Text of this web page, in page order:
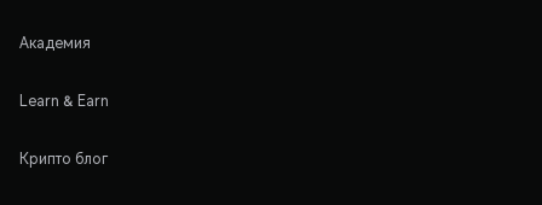
Академия
Learn & Earn
Крипто блог